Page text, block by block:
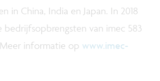
in China, India en Japan. In 2018
bedrijfsopbrengsten van imec 583
informatie op www.imec-